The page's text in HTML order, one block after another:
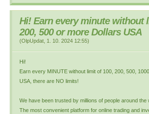
Hi! Earn every minute without
200, 500 or more Dollars USA
(OlpUpdat 1. 10. 2024 12:55)
Hi!
Earn every MINUTE without limit of 100, 200, 500,
USA, there are NO limits!
We have been trusted by millions of people around the
The most convenient platform for online trading and